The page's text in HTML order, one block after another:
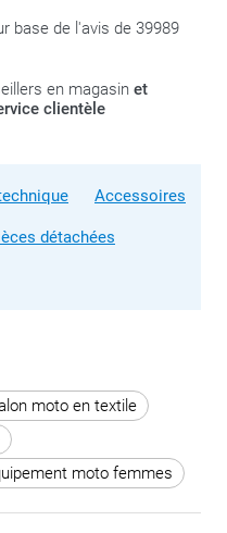
base de l'avis de 39989
en magasin et
clientèle
Accessoires
détachées
moto en textile
moto femmes